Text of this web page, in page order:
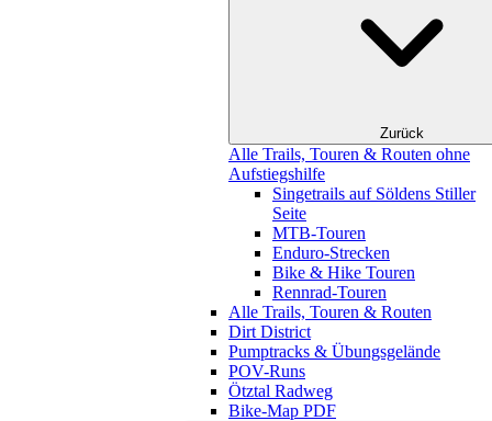
Zurück
Alle Trails, Touren & Routen ohne
Aufstiegshilfe
Singetrails auf Söldens Stiller
Seite
MTB-Touren
Enduro-Strecken
Bike & Hike Touren
Rennrad-Touren
Alle Trails, Touren & Routen
Dirt District
Pumptracks & Übungsgelände
POV-Runs
Ötztal Radweg
Bike-Map PDF